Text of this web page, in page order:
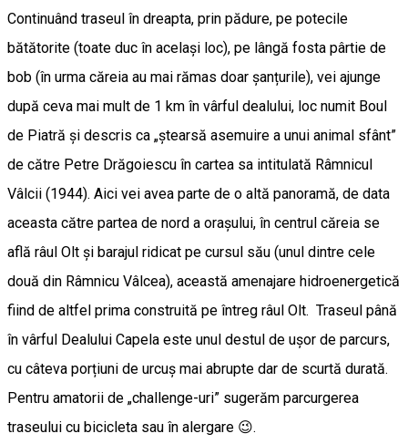
Continuând traseul în dreapta, prin pădure, pe potecile
bătătorite (toate duc în același loc), pe lângă fosta pârtie de
bob (în urma căreia au mai rămas doar șanțurile), vei ajunge
după ceva mai mult de 1 km în vârful dealului, loc numit Boul
de Piatră și descris ca „ștearsă asemuire a unui animal sfânt”
de către Petre Drăgoiescu în cartea sa intitulată Râmnicul
Vâlcii (1944). Aici vei avea parte de o altă panoramă, de data
aceasta către partea de nord a orașului, în centrul căreia se
află râul Olt și barajul ridicat pe cursul său (unul dintre cele
două din Râmnicu Vâlcea), această amenajare hidroenergetică
fiind de altfel prima construită pe întreg râul Olt. Traseul până
în vârful Dealului Capela este unul destul de ușor de parcurs,
cu câteva porțiuni de urcuș mai abrupte dar de scurtă durată.
Pentru amatorii de „challenge-uri” sugerăm parcurgerea
traseului cu bicicleta sau în alergare 😉.